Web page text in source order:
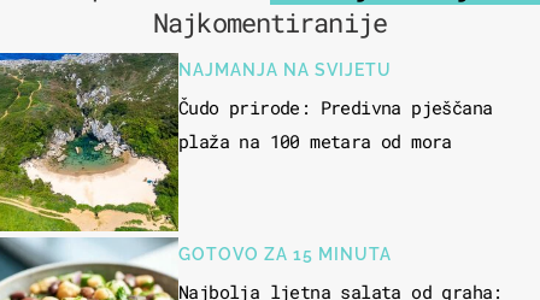
Najkomentiranije
NAJMANJA NA SVIJETU
Čudo prirode: Predivna pješčana
plaža na 100 metara od mora
GOTOVO ZA 15 MINUTA
Najbolja ljetna salata od graha: